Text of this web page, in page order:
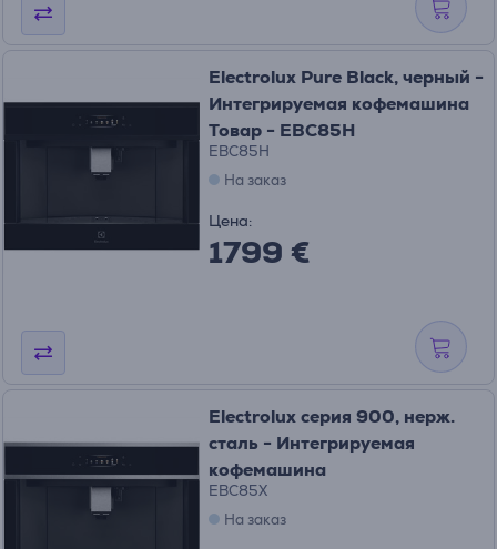
Electrolux Pure Black, черный -
Интегрируемая кофемашина
Товар - EBC85H
EBC85H
На заказ
Цена:
1799 €
Electrolux серия 900, нерж.
сталь - Интегрируемая
кофемашина
EBC85X
На заказ